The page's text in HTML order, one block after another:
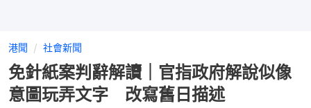
港聞 社會新聞
免針紙案判辭解讀｜官指政府解說似像
意圖玩弄文字 改寫舊日描述